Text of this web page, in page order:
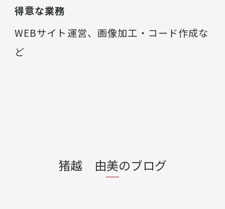
得意な業務
WEBサイト運営、画像加工・コード作成な
ど
猪越 由美のブログ